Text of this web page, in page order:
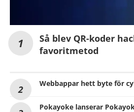
Så blev QR-koder
favoritmetod
Webbappar hett byte för
Pokayoke lanserar